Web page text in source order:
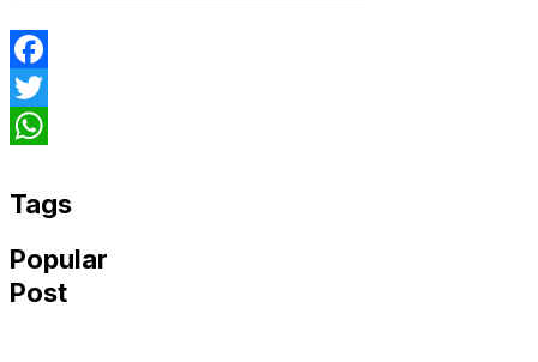
Facebook
Twitter
Tags
Popular
Post